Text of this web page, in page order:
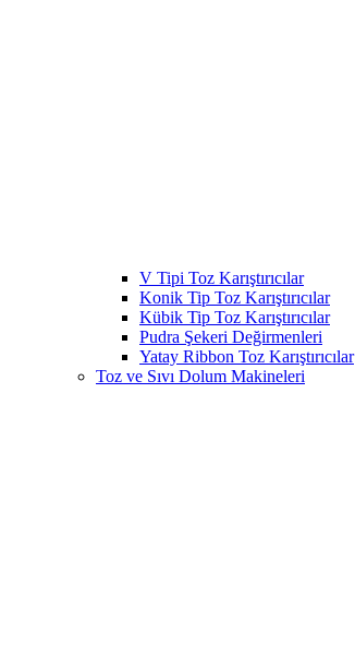
V Tipi Toz Karıştırıcılar
Konik Tip Toz Karıştırıcılar
Kübik Tip Toz Karıştırıcılar
Pudra Şekeri Değirmenleri
Yatay Ribbon Toz Karıştırıcılar
Toz ve Sıvı Dolum Makineleri